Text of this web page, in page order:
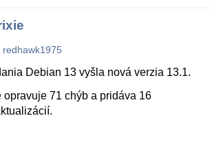
redhawk1975
Debian 13 vyšla nová verzia 13.1.
opravuje 71 chýb a pridáva 16